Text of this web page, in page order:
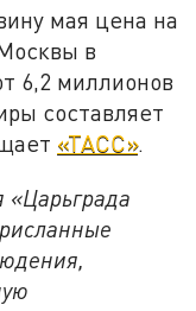
мая цена на
в
6,2 миллионов
составляет
«ТАСС».
«Царьграда